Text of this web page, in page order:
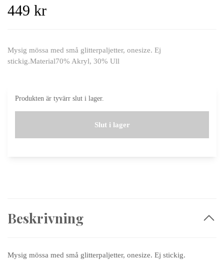
449 kr
Mysig mössa med små glitterpaljetter, onesize. Ej
stickig.Material70% Akryl, 30% Ull
Produkten är tyvärr slut i lager.
Slut i lager
Beskrivning
Mysig mössa med små glitterpaljetter, onesize. Ej stickig.